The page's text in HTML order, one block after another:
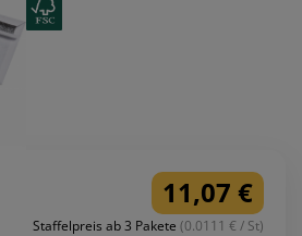
11,07 €
Staffelpreis ab 3 Pakete (0.0111 € / St)